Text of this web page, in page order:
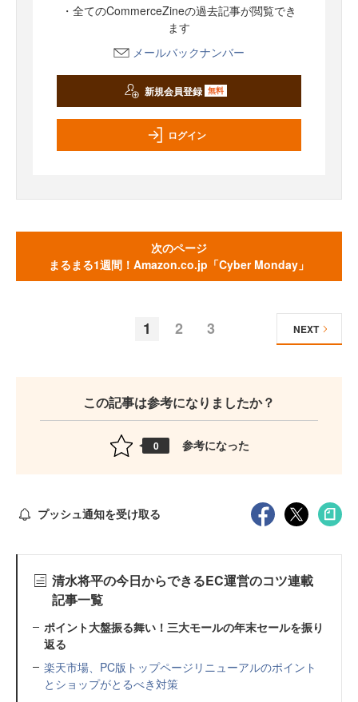
・全てのCommerceZineの過去記事が閲覧でき
ます
メールバックナンバー
新規会員登録 無料
ログイン
次のページ
まるまる1週間！Amazon.co.jp「Cyber Monday」
1 2 3 NEXT
この記事は参考になりましたか？
0 参考になった
プッシュ通知を受け取る
清水将平の今日からできるEC運営のコツ連載
記事一覧
ポイント大盤振る舞い！三大モールの年末セールを振り
返る
楽天市場、PC版トップページリニューアルのポイント
とショップがとるべき対策